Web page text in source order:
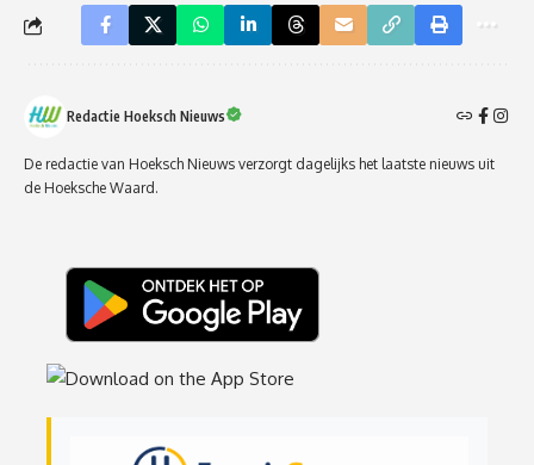
Redactie Hoeksch Nieuws
De redactie van Hoeksch Nieuws verzorgt dagelijks het laatste nieuws uit
de Hoeksche Waard.